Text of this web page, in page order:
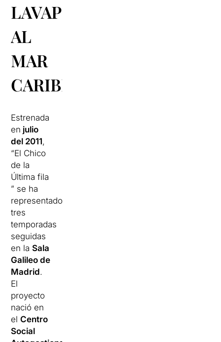
LAVAPIÉS
AL
MAR
CARIBE
Estrenada
en julio
del 2011,
“El Chico
de la
Última fila
” se ha
representado
tres
temporadas
seguidas
en laSala
Galileo de
Madrid.
El
proyecto
nació en
elCentro
Social